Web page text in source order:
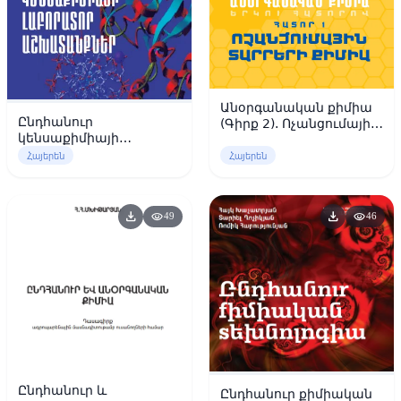
Ընդհանուր
կենսաքիմիայի
լաբորատոր
Հայերեն
Անօրգանական քիմիա
(Գիրք 2). Ոչանցումային
Հայերեն
download visibility49
Ընդհանուր և
download visibility46
Ընդհանուր քիմիական